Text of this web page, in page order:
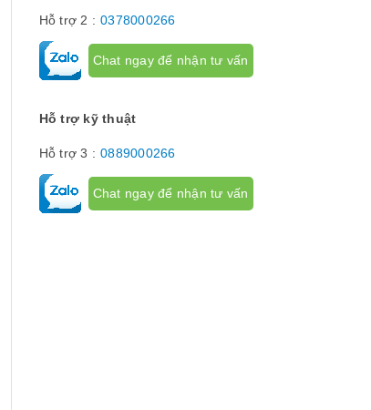
Hỗ trợ 2 : 0378000266
Chat ngay để nhận tư vấn
Hỗ trợ kỹ thuật
Hỗ trợ 3 : 0889000266
Chat ngay để nhận tư vấn